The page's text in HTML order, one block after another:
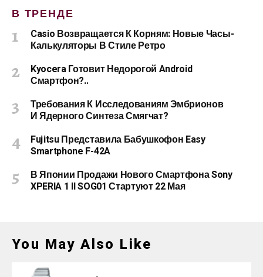
В ТРЕНДЕ
Casio Возвращается К Корням: Новые Часы-
Калькуляторы В Стиле Ретро
Kyocera Готовит Недорогой Android
Смартфон?..
Требования К Исследованиям Эмбрионов
И Ядерного Синтеза Смягчат?
Fujitsu Представила Бабушкофон Easy
Smartphone F-42A
В Японии Продажи Нового Смартфона Sony
XPERIA 1 II SOG01 Стартуют 22 Мая
You May Also Like